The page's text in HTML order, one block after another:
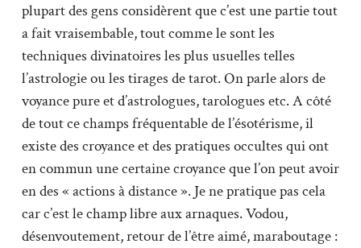
plupart des gens considèrent que c’est une partie tout
a fait vraisembable, tout comme le sont les
techniques divinatoires les plus usuelles telles
l’astrologie ou les tirages de tarot. On parle alors de
voyance pure et d’astrologues, tarologues etc. A côté
de tout ce champs fréquentable de l’ésotérisme, il
existe des croyance et des pratiques occultes qui ont
en commun une certaine croyance que l’on peut avoir
en des « actions à distance ». Je ne pratique pas cela
car c’est le champ libre aux arnaques. Vodou,
désenvoutement, retour de l’être aimé, maraboutage :